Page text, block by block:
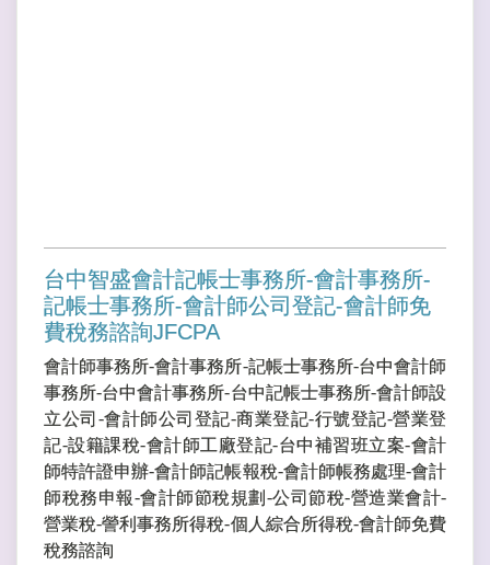
台中智盛會計記帳士事務所-會計事務所-
記帳士事務所-會計師公司登記-會計師免
費稅務諮詢JFCPA
會計師事務所-會計事務所-記帳士事務所-台中會計師
事務所-台中會計事務所-台中記帳士事務所-會計師設
立公司-會計師公司登記-商業登記-行號登記-營業登
記-設籍課稅-會計師工廠登記-台中補習班立案-會計
師特許證申辦-會計師記帳報稅-會計師帳務處理-會計
師稅務申報-會計師節稅規劃-公司節稅-營造業會計-
營業稅-謍利事務所得稅-個人綜合所得稅-會計師免費
稅務諮詢